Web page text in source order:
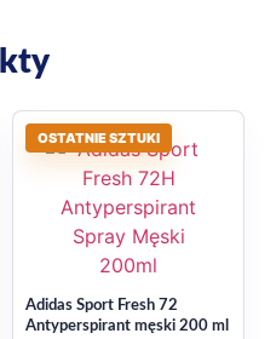
OSTATNIE SZTUKI
Adidas Sport Fresh 72
Antyperspirant męski 200 ml